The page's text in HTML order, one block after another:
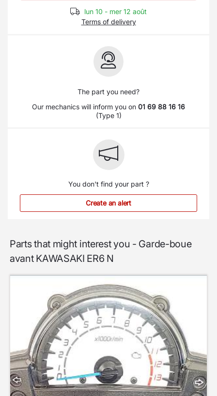
lun 10 - mer 12 août
Terms of delivery
The part you need?
Our mechanics will inform you on 01 69 88 16 16
(Type 1)
You don't find your part ?
Create an alert
Parts that might interest you - Garde-boue
avant KAWASAKI ER6 N